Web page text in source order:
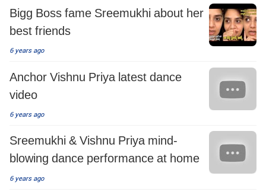
Bigg Boss fame Sreemukhi about her
best friends
6 years ago
Anchor Vishnu Priya latest dance
video
6 years ago
Sreemukhi & Vishnu Priya mind-
blowing dance performance at home
6 years ago